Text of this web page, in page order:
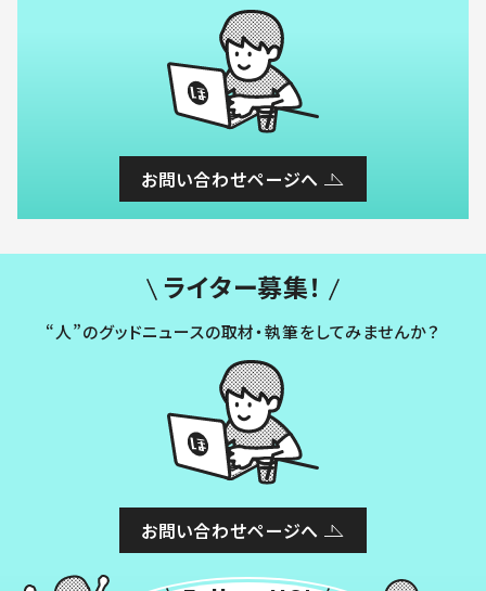
お問い合わせページへ
ライター募集！
“人”のグッドニュースの取材・執筆をしてみませんか？
お問い合わせページへ